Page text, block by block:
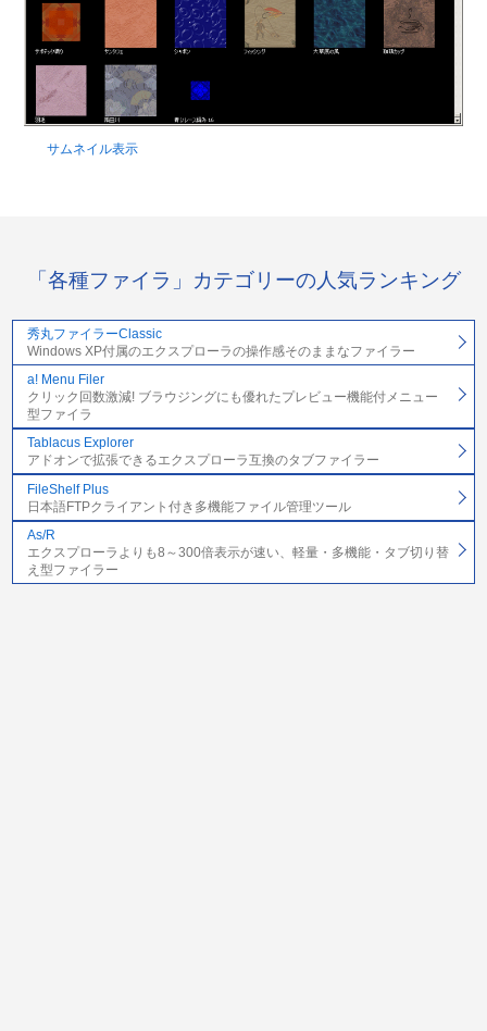
サムネイル表示
「各種ファイラ」カテゴリーの人気ランキング
秀丸ファイラーClassic
Windows XP付属のエクスプローラの操作感そのままなファイラー
a! Menu Filer
クリック回数激減! ブラウジングにも優れたプレビュー機能付メニュー
型ファイラ
Tablacus Explorer
アドオンで拡張できるエクスプローラ互換のタブファイラー
FileShelf Plus
日本語FTPクライアント付き多機能ファイル管理ツール
As/R
エクスプローラよりも8～300倍表示が速い、軽量・多機能・タブ切り替
え型ファイラー